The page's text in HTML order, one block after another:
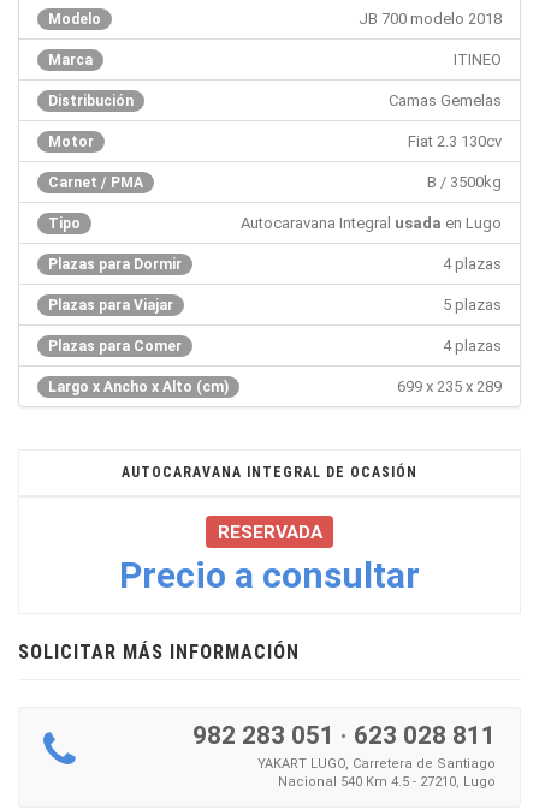
Modelo JB 700 modelo 2018
Marca ITINEO
Distribución Camas Gemelas
Motor Fiat 2.3 130cv
Carnet / PMA B / 3500kg
Tipo Autocaravana Integral usada en Lugo
Plazas para Dormir 4 plazas
Plazas para Viajar 5 plazas
Plazas para Comer 4 plazas
Largo x Ancho x Alto (cm) 699 x 235 x 289
AUTOCARAVANA INTEGRAL DE OCASIÓN
RESERVADA
Precio a consultar
SOLICITAR MÁS INFORMACIÓN
982 283 051 · 623 028 811
YAKART LUGO, Carretera de Santiago
Nacional 540 Km 4.5 - 27210, Lugo